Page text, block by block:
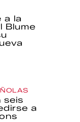
a la
Blume
seis
a